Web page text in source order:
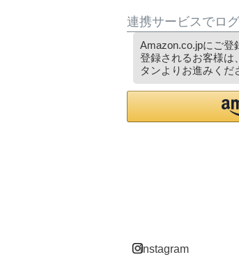
連携サービスでロ
Amazon.co.jpにご登
登録されるお客様は
タンよりお進みくだ
instagram